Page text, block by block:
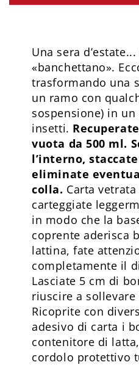
Una sera
«banchettano».
trasformando una
un ramo con
sospensione) in
insetti.
vuota da 500 ml.
l’interno,
eliminate
colla. Carta
carteggiate
in modo che la
coprente aderisca
lattina, fate
completamente il
Lasciate 5 cm di
riuscire a
Ricoprite con
adesivo di carta i
contenitore di
cordolo protettivo